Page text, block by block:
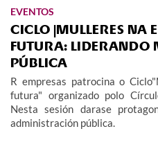
EVENTOS
CICLO |MULLERES NA
FUTURA:
PÚBLICA
R empresas patrocina o
futura" organizado polo
Nesta sesión darase
administración pública.